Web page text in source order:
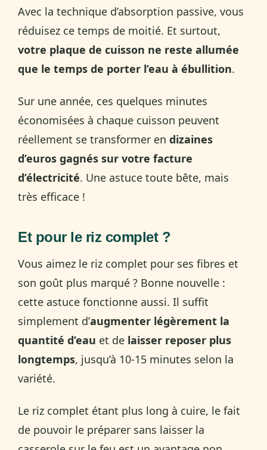
Avec la technique d’absorption passive, vous
réduisez ce temps de moitié. Et surtout,
votre plaque de cuisson ne reste allumée
que le temps de porter l’eau à ébullition.
Sur une année, ces quelques minutes
économisées à chaque cuisson peuvent
réellement se transformer en dizaines
d’euros gagnés sur votre facture
d’électricité. Une astuce toute bête, mais
très efficace !
Et pour le riz complet ?
Vous aimez le riz complet pour ses fibres et
son goût plus marqué ? Bonne nouvelle :
cette astuce fonctionne aussi. Il suffit
simplement d’augmenter légèrement la
quantité d’eau et de laisser reposer plus
longtemps, jusqu’à 10-15 minutes selon la
variété.
Le riz complet étant plus long à cuire, le fait
de pouvoir le préparer sans laisser la